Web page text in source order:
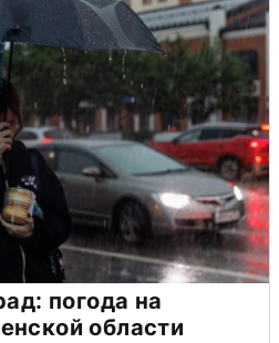
погода на
области